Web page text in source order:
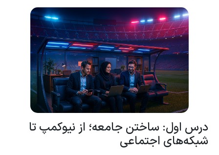
درس اول: ساختن جامعه؛ از نیوکمپ تا
شبکه‌های اجتماعی